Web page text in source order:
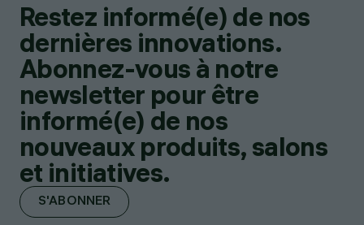
Restez informé(e) de nos
dernières innovations.
Abonnez-vous à notre
newsletter pour être
informé(e) de nos
nouveaux produits, salons
et initiatives.
S'ABONNER